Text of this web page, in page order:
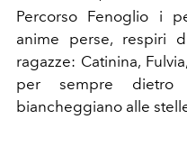
Percorso Fenoglio i
anime perse, respiri
ragazze: Catinina,
per sempre dietro
biancheggiano alle